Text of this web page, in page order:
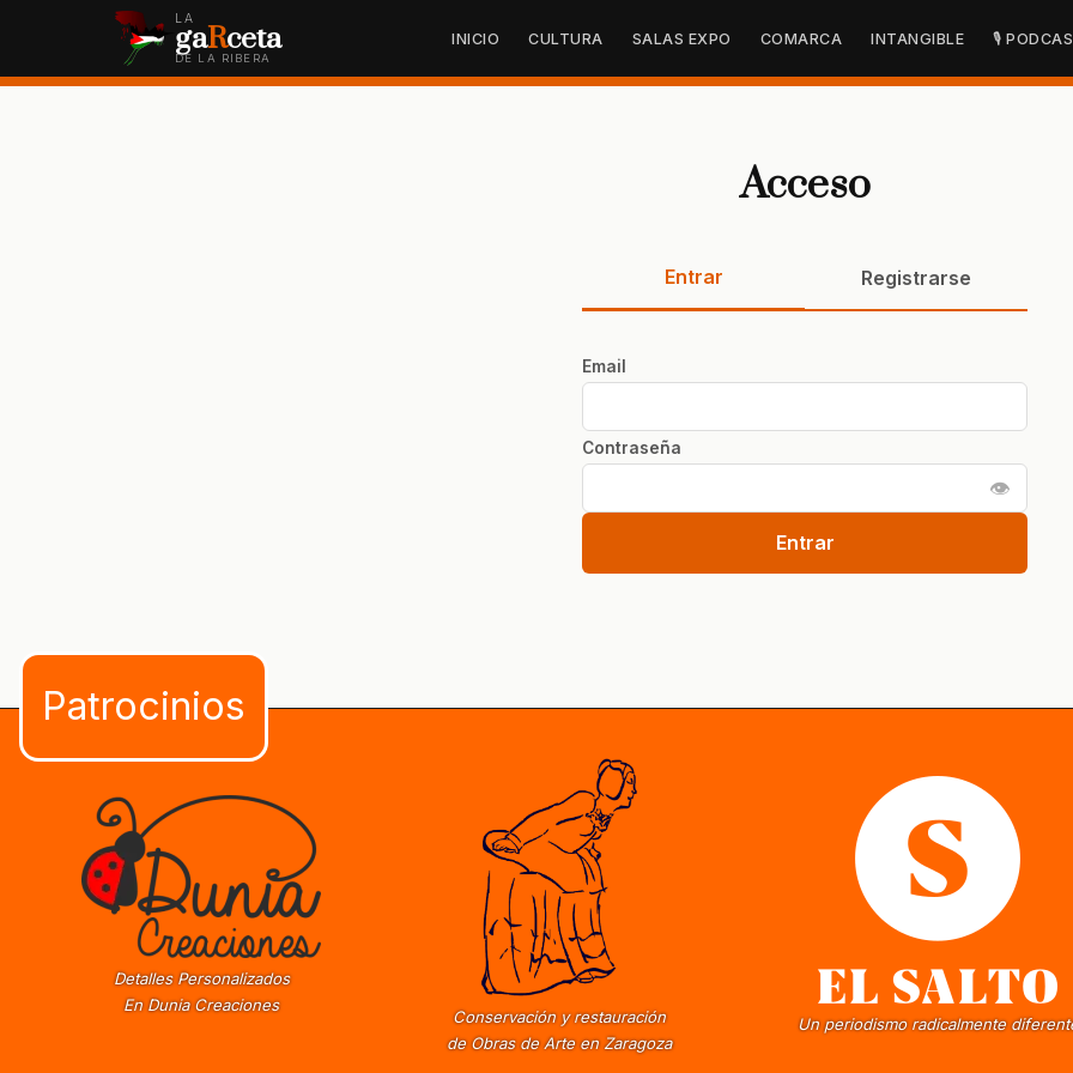
LA
gaRceta
DE LA RIBERA
INICIO CULTURA SALAS EXPO COMARCA INTANGIBLE 🎙
Acceso
Entrar Registrarse
Email
Contraseña
👁
Entrar
Detalles Personalizados
En Dunia Creaciones
Conservación y restauración
de Obras de Arte en Zaragoza
Un periodismo radicalmente